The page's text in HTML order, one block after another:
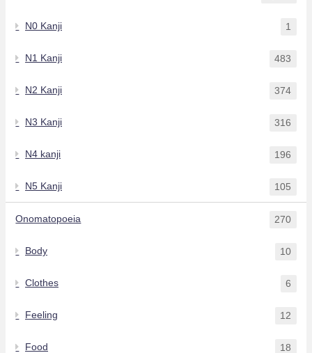
N0 Kanji 1
N1 Kanji 483
N2 Kanji 374
N3 Kanji 316
N4 kanji 196
N5 Kanji 105
Onomatopoeia 270
Body 10
Clothes 6
Feeling 12
Food 18